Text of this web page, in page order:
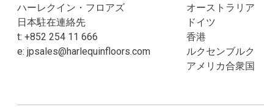
ハーレクイン・フロアズ
日本駐在連絡先
t: +852 254 11 666
e: jpsales@harlequinfloors.com
オーストラリア
ドイツ
香港
ルクセンブルク
アメリカ合衆国